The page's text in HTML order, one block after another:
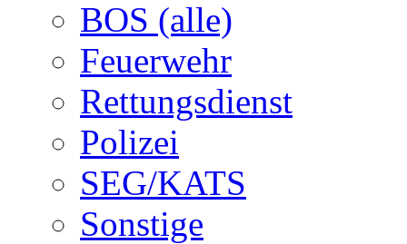
BOS (alle)
Feuerwehr
Rettungsdienst
Polizei
SEG/KATS
Sonstige